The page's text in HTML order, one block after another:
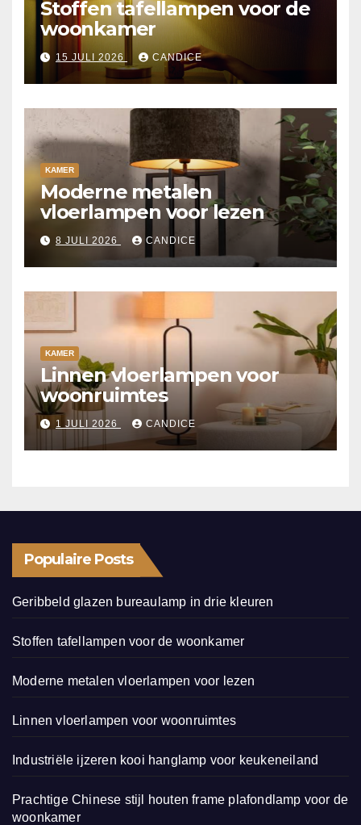
Stoffen tafellampen voor de
woonkamer
15 JULI 2026 CANDICE
KAMER
Moderne metalen
vloerlampen voor lezen
8 JULI 2026 CANDICE
KAMER
Linnen vloerlampen voor
woonruimtes
1 JULI 2026 CANDICE
Populaire Posts
Geribbeld glazen bureaulamp in drie kleuren
Stoffen tafellampen voor de woonkamer
Moderne metalen vloerlampen voor lezen
Linnen vloerlampen voor woonruimtes
Industriële ijzeren kooi hanglamp voor keukeneiland
Prachtige Chinese stijl houten frame plafondlamp voor de
woonkamer